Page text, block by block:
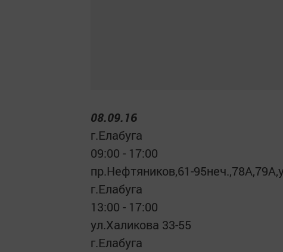
08.09.16
г.Елабуга
09:00 - 17:00
пр.Нефтяников,61-
г.Елабуга
13:00 - 17:00
ул.Халикова 33-55
г.Елабуга